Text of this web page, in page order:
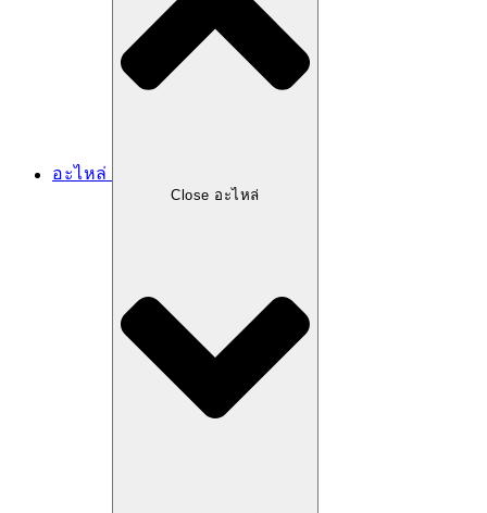
อะไหล่
Close อะไหล่